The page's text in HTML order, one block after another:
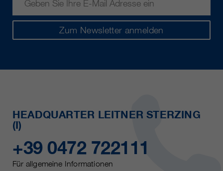
Zum Newsletter anmelden
HEADQUARTER LEITNER STERZING
(I)
+39 0472 722111
Für allgemeine Informationen